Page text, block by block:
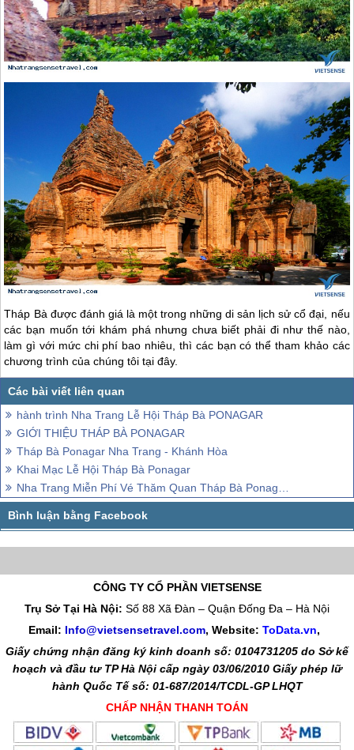
Tháp Bà được đánh giá là một trong những di sản lịch sử cổ đại, nếu
các bạn muốn tới khám phá nhưng chưa biết phải đi như thế nào,
làm gì với mức chi phí bao nhiêu, thì các bạn có thể tham khảo các
chương trình của chúng tôi tại đây.
hành trình Nha Trang Lễ Hội Tháp Bà PONAGAR
GIỚI THIỆU THÁP BÀ PONAGAR
Tháp Bà Ponagar Nha Trang - Khánh Hòa
Khai Mạc Lễ Hội Tháp Bà Ponagar
Nha Trang Miễn Phí Vé Thăm Quan Tháp Bà Ponagar Cho Người Dân Và khách thăm quan
CÔNG TY CỔ PHẦN VIETSENSE
Trụ Sở Tại Hà Nội: Số 88 Xã Đàn – Quận Đống Đa – Hà Nội
Email: Info@vietsensetravel.com, Website: ToData.vn,
Giấy chứng nhận đăng ký kinh doanh số: 0104731205 do Sở kế
hoạch và đầu tư TP Hà Nội cấp ngày 03/06/2010 Giấy phép lữ
hành Quốc Tế số: 01-687/2014/TCDL-GP LHQT
CHẤP NHẬN THANH TOÁN